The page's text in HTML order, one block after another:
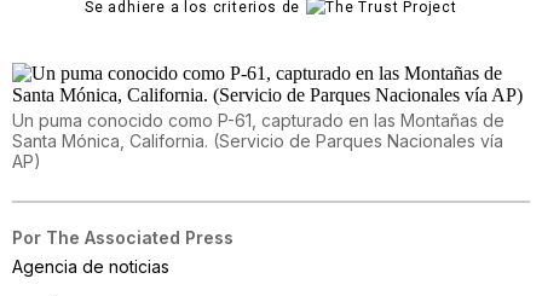
Se adhiere a los criterios de
Un puma conocido como P-61, capturado en las Montañas de
Santa Mónica, California. (Servicio de Parques Nacionales vía
AP)
Por The Associated Press
Agencia de noticias